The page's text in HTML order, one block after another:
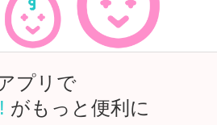
プリで
! がもっと便利に